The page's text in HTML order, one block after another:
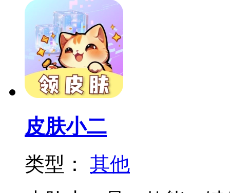
皮肤小二
类型： 其他